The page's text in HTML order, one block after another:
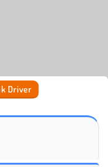
Driver